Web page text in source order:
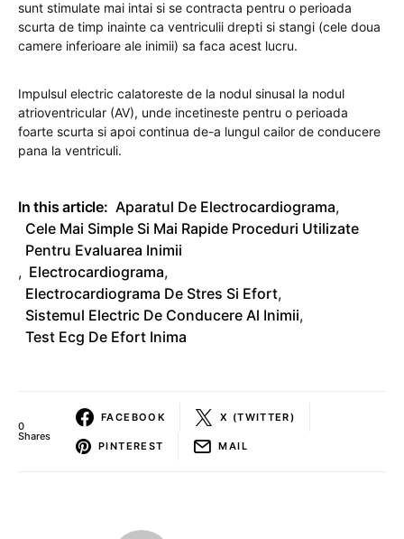
sunt stimulate mai intai si se contracta pentru o perioada
scurta de timp inainte ca ventriculii drepti si stangi (cele doua
camere inferioare ale inimii) sa faca acest lucru.
Impulsul electric calatoreste de la nodul sinusal la nodul
atrioventricular (AV), unde incetineste pentru o perioada
foarte scurta si apoi continua de-a lungul cailor de conducere
pana la ventriculi.
In this article: Aparatul De Electrocardiograma,
Cele Mai Simple Si Mai Rapide Proceduri Utilizate
Pentru Evaluarea Inimii
, Electrocardiograma,
Electrocardiograma De Stres Si Efort,
Sistemul Electric De Conducere Al Inimii,
Test Ecg De Efort Inima
0
Shares
FACEBOOK X (TWITTER)
PINTEREST MAIL